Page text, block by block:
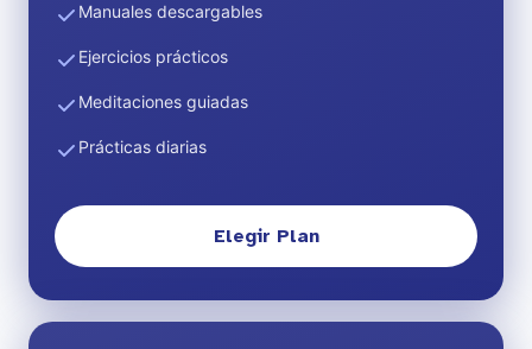
Manuales descargables
Ejercicios prácticos
Meditaciones guiadas
Prácticas diarias
Elegir Plan